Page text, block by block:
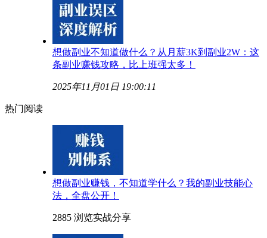
想做副业不知道做什么？从月薪3K到副业2W：这
条副业赚钱攻略，比上班强太多！
2025年11月01日 19:00:11
热门阅读
想做副业赚钱，不知道学什么？我的副业技能心
法，全盘公开！
2885 浏览实战分享